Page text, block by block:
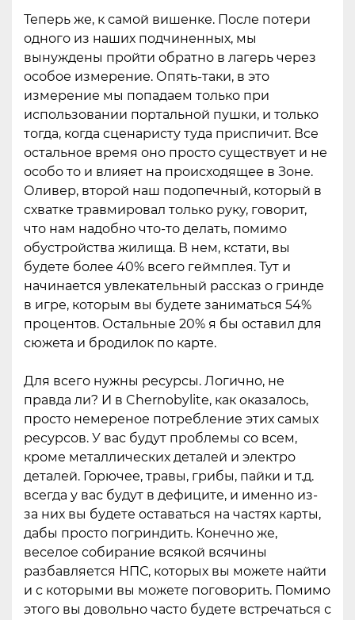
Теперь же, к самой вишенке. После потери
одного из наших подчиненных, мы
вынуждены пройти обратно в лагерь через
особое измерение. Опять-таки, в это
измерение мы попадаем только при
использовании портальной пушки, и только
тогда, когда сценаристу туда приспичит. Все
остальное время оно просто существует и не
особо то и влияет на происходящее в Зоне.
Оливер, второй наш подопечный, который в
схватке травмировал только руку, говорит,
что нам надобно что-то делать, помимо
обустройства жилища. В нем, кстати, вы
будете более 40% всего геймплея. Тут и
начинается увлекательный рассказ о гринде
в игре, которым вы будете заниматься 54%
процентов. Остальные 20% я бы оставил для
сюжета и бродилок по карте.
Для всего нужны ресурсы. Логично, не
правда ли? И в Chernobylite, как оказалось,
просто немереное потребление этих самых
ресурсов. У вас будут проблемы со всем,
кроме металлических деталей и электро
деталей. Горючее, травы, грибы, пайки и т.д.
всегда у вас будут в дефиците, и именно из-
за них вы будете оставаться на частях карты,
дабы просто погриндить. Конечно же,
веселое собирание всякой всячины
разбавляется НПС, которых вы можете найти
и с которыми вы можете поговорить. Помимо
этого вы довольно часто будете встречаться с